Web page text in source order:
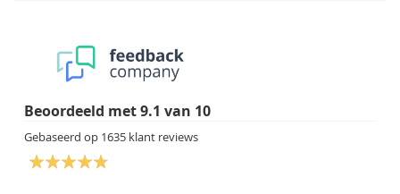
Beoordeeld met9.1 van 10
Gebaseerd op 1635 klant reviews